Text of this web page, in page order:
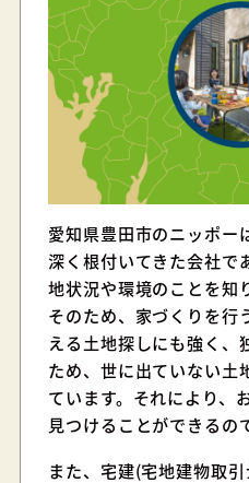
愛知県豊田市のニッポー
深く根付いてきた会社で
地状況や環境のことを知
そのため、家づくりを行
える土地探しにも強く、
ため、世に出ていない土
ています。それにより、
見つけることができるの
また、宅建(宅地建物取